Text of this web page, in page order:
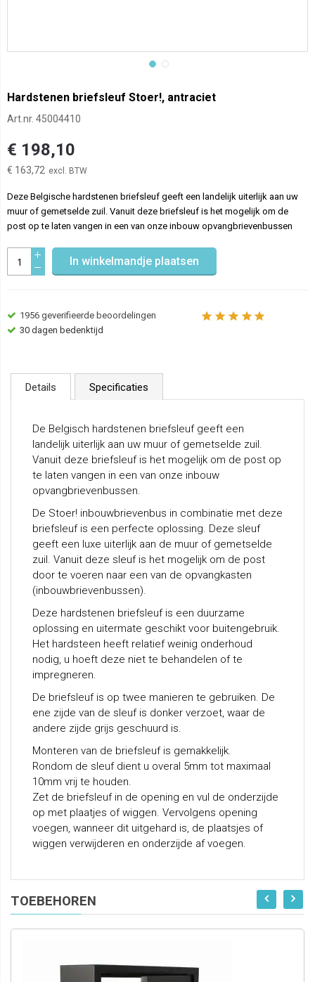
Hardstenen briefsleuf Stoer!, antraciet
Art.nr. 45004410
€ 198,10
€ 163,72
Deze Belgische hardstenen briefsleuf geeft een landelijk uiterlijk aan uw
muur of gemetselde zuil. Vanuit deze briefsleuf is het mogelijk om de
post op te laten vangen in een van onze inbouw opvangbrievenbussen
In winkelmandje plaatsen
1956 geverifieerde beoordelingen
30 dagen bedenktijd
Details Specificaties
De Belgisch hardstenen briefsleuf geeft een
landelijk uiterlijk aan uw muur of gemetselde zuil.
Vanuit deze briefsleuf is het mogelijk om de post op
te laten vangen in een van onze inbouw
opvangbrievenbussen.
De Stoer! inbouwbrievenbus in combinatie met deze
briefsleuf is een perfecte oplossing. Deze sleuf
geeft een luxe uiterlijk aan de muur of gemetselde
zuil. Vanuit deze sleuf is het mogelijk om de post
door te voeren naar een van de opvangkasten
(inbouwbrievenbussen).
Deze hardstenen briefsleuf is een duurzame
oplossing en uitermate geschikt voor buitengebruik.
Het hardsteen heeft relatief weinig onderhoud
nodig, u hoeft deze niet te behandelen of te
impregneren.
De briefsleuf is op twee manieren te gebruiken. De
ene zijde van de sleuf is donker verzoet, waar de
andere zijde grijs geschuurd is.
Monteren van de briefsleuf is gemakkelijk.
Rondom de sleuf dient u overal 5mm tot maximaal
10mm vrij te houden.
Zet de briefsleuf in de opening en vul de onderzijde
op met plaatjes of wiggen. Vervolgens opening
voegen, wanneer dit uitgehard is, de plaatsjes of
wiggen verwijderen en onderzijde af voegen.
TOEBEHOREN